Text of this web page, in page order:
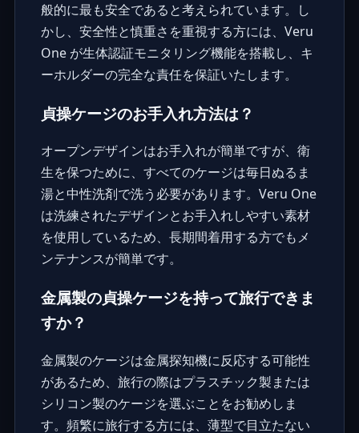
般的に最も安全であると考えられています。し
かし、安全性と慎重さを重視する方には、Veru
One が生体認証モニタリング機能を搭載し、キ
ーホルダーの完全な責任を保証いたします。
貞操ケージのお手入れ方法は？
オープンデザインはお手入れが簡単ですが、衛
生を保つために、すべてのケージは毎日ぬるま
湯と中性洗剤で洗う必要があります。Veru One
は洗練されたデザインとお手入れしやすい素材
を使用しているため、長期間着用する方でもメ
ンテナンスが簡単です。
金属製の貞操ケージを持って旅行できま
すか？
金属製のケージは金属探知機に反応する可能性
があるため、旅行の際はプラスチック製または
シリコン製のケージを選ぶことをお勧めしま
す。頻繁に旅行する方には、薄型で目立たない